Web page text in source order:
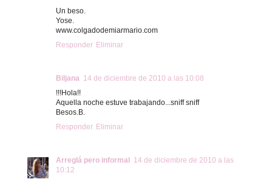
Un beso.
Yose.
www.colgadodemiarmario.com
Responder Eliminar
Biljana 14 de diciembre de 2010 a las 10:08
!!!Hola!!
Aquella noche estuve trabajando...sniff sniff
Besos.B.
Responder Eliminar
Arreglá pero informal 14 de diciembre de 2010 a las
10:12